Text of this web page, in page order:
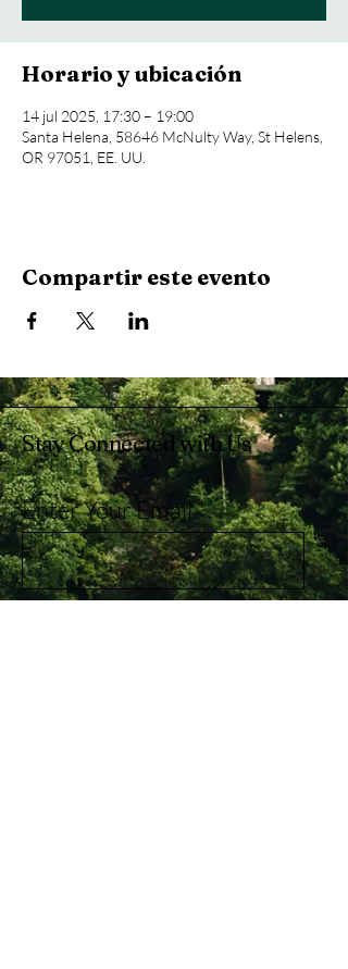
Horario y ubicación
14 jul 2025, 17:30 – 19:00
Santa Helena, 58646 McNulty Way, St Helens,
OR 97051, EE. UU.
Compartir este evento
Stay Connected with Us
Enter Your Email